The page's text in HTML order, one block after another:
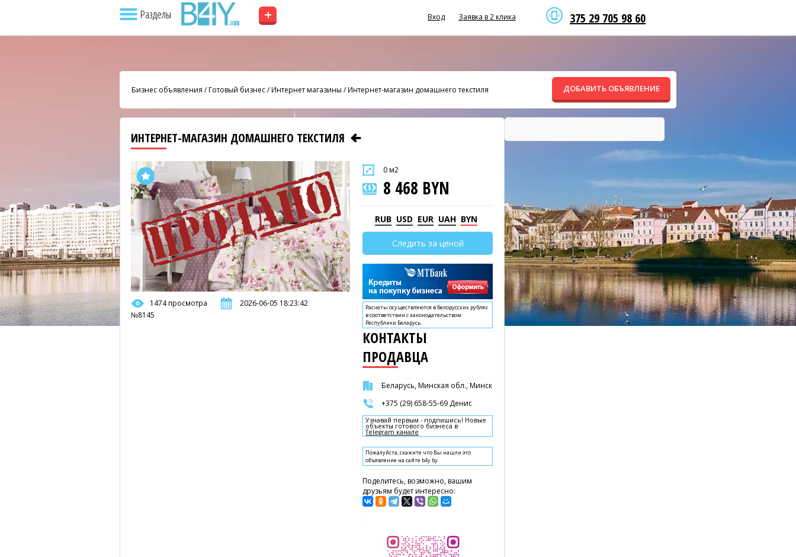
Разделы + 375 29 705 98 60
Вход Заявка в 2 клика
Бизнес объявления /Готовый бизнес/Интернет магазины /Интернет-магазин домашнего текстиля ДОБАВИТЬ ОБЪЯВЛЕНИЕ
ИНТЕРНЕТ-МАГАЗИН ДОМАШНЕГО ТЕКСТИЛЯ
1474 просмотра
2026-06-05 18:23:42
№8145
0 м2
8 468 BYN
RUB USD EUR UAH BYN
Следить за ценой
Расчеты осуществляются в белорусских рублях
в соответствии с законодательством
Республики Беларусь.
КОНТАКТЫ
ПРОДАВЦА
Беларусь, Минская обл., Минск
+375 (29) 658-55-69 Денис
Узнавай первым - подпишись! Новые
объекты готового бизнеса в
Telegram канале
Пожалуйста, скажите что Вы нашли это
объявление на сайте b4y.by
Поделитесь, возможно, вашим
друзьям будет интересно: